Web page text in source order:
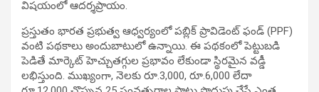
విషయంలో ఆదర్శప్రాయం.
ప్రస్తుతం భారత ప్రభుత్వ ఆధ్వర్యంలో పబ్లిక్ ప్రావిడెంట్ ఫండ్ (PPF)
వంటి పథకాలు అందుబాటులో ఉన్నాయి. ఈ పథకంలో పెట్టుబడి
పెడితే మార్కెట్ హెచ్చుతగ్గుల ప్రభావం లేకుండా స్థిరమైన వడ్డీ
లభిస్తుంది. ముఖ్యంగా, నెలకు రూ.3,000, రూ.6,000 లేదా